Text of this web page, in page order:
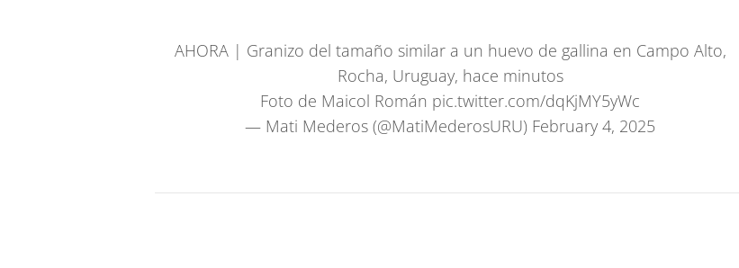
AHORA | Granizo del tamaño similar a un huevo de gallina en Campo Alto,
Rocha, Uruguay, hace minutos
Foto de Maicol Román pic.twitter.com/dqKjMY5yWc
— Mati Mederos (@MatiMederosURU) February 4, 2025